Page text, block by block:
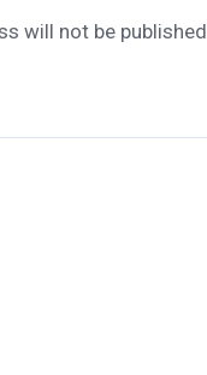
will not be published.